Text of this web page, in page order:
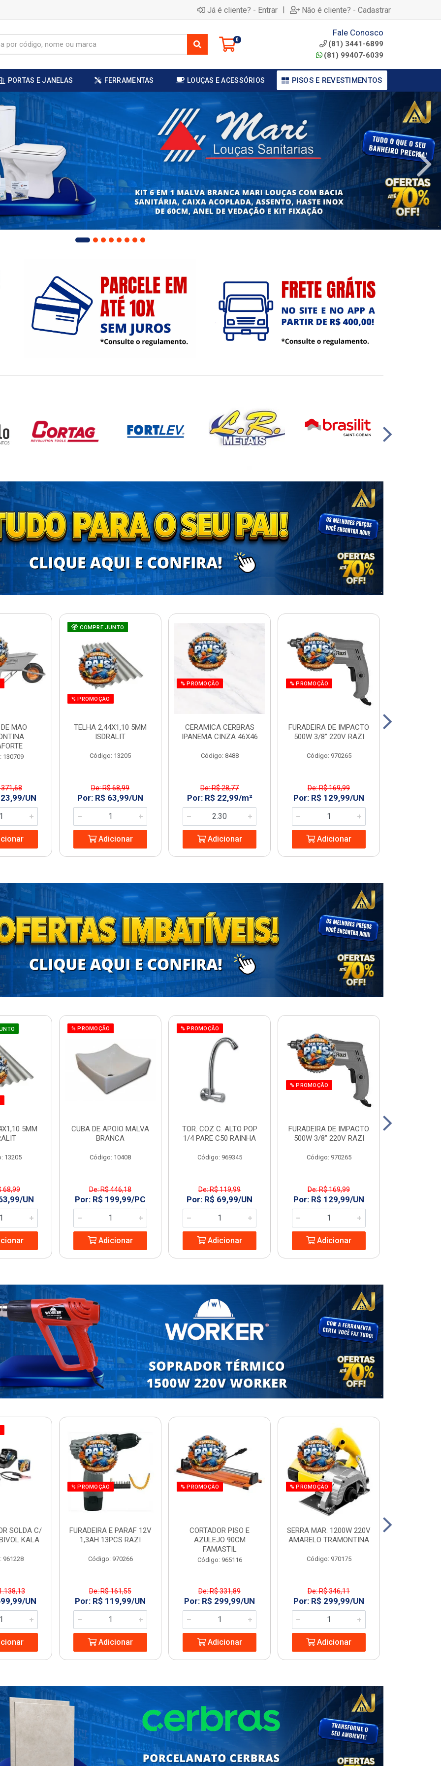
Já é cliente? - Entrar | Não é cliente? - Cadastrar
0
Fale Conosco
(81) 3441-6899
(81) 99407-6039
PORTAS E JANELAS FERRAMENTAS LOUÇAS E ACESSÓRIOS PISOS E REVESTIMENTOS
MAO
130709
371,68
UN
COMPRE JUNTO
% PROMOÇÃO
TELHA 2,44X1,10 5MM
ISDRALIT
Código: 13205
De: R$ 68,99
Por: R$ 63,99/UN
Adicionar
% PROMOÇÃO
CERAMICA CERBRAS
IPANEMA CINZA 46X46
Código: 8488
De: R$ 28,77
Por: R$ 22,99/m²
Adicionar
% PROMOÇÃO
FURADEIRA DE IMPACTO
500W 3/8” 220V RAZI
Código: 970265
De: R$ 169,99
Por: R$ 129,99/UN
Adicionar
5MM
13205
68,99
UN
% PROMOÇÃO
CUBA DE APOIO MALVA
BRANCA
Código: 10408
De: R$ 446,18
Por: R$ 199,99/PC
Adicionar
% PROMOÇÃO
TOR. COZ C. ALTO POP
1/4 PARE C50 RAINHA
Código: 969345
De: R$ 119,99
Por: R$ 69,99/UN
Adicionar
% PROMOÇÃO
FURADEIRA DE IMPACTO
500W 3/8” 220V RAZI
Código: 970265
De: R$ 169,99
Por: R$ 129,99/UN
Adicionar
SOLDA C/
KALA
961228
UN
% PROMOÇÃO
FURADEIRA E PARAF 12V
1,3AH 13PCS RAZI
Código: 970266
De: R$ 161,55
Por: R$ 119,99/UN
Adicionar
% PROMOÇÃO
CORTADOR PISO E
AZULEJO 90CM
FAMASTIL
Código: 965116
De: R$ 331,89
Por: R$ 299,99/UN
Adicionar
% PROMOÇÃO
SERRA MAR. 1200W 220V
AMARELO TRAMONTINA
Código: 970175
De: R$ 346,11
Por: R$ 299,99/UN
Adicionar